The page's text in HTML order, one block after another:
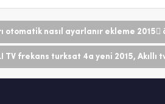
otomatik nasıl ayarlanır ekleme 2015
TV frekans turksat 4a yeni 2015,